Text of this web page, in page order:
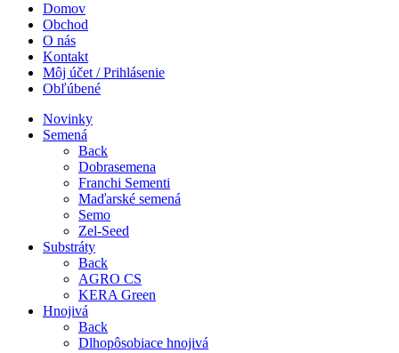
Domov
Obchod
O nás
Kontakt
Môj účet / Prihlásenie
Obľúbené
Novinky
Semená
Back
Dobrasemena
Franchi Sementi
Maďarské semená
Semo
Zel-Seed
Substráty
Back
AGRO CS
KERA Green
Hnojivá
Back
Dlhopôsobiace hnojivá